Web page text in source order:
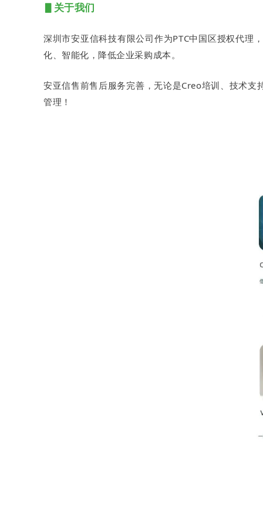
▋关于我们
深圳市安亚信科技有限公司作为PTC中国区授权代
化、智能化，降低企业采购成本。
安亚信售前售后服务完善，无论是Creo培训、技术
管理！